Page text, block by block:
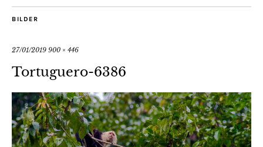
BILDER
27/01/2019 900 × 446
Tortuguero-6386